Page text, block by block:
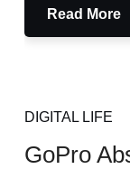
Read More
DIGITAL LIFE
GoPro